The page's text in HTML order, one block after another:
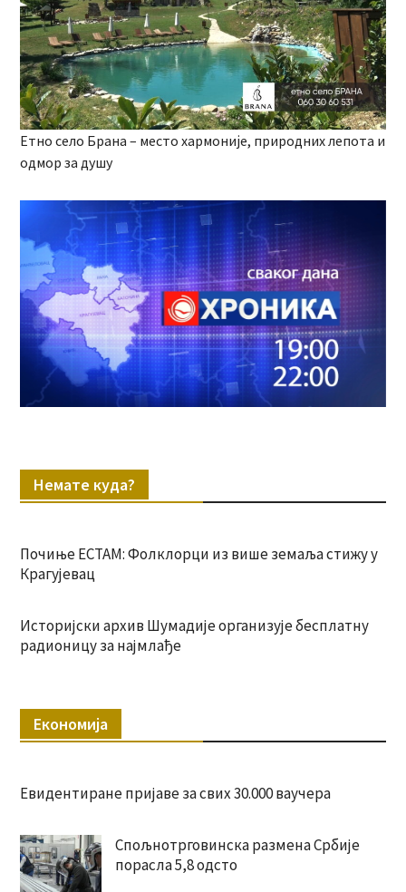
Етно село Брана – место хармоније, природних лепота и
одмор за душу
Немате куда?
Почиње ЕСТАМ: Фолклорци из више земаља стижу у
Крагујевац
Историјски архив Шумадије организује бесплатну
радионицу за најмлађе
Економија
Евидентиране пријаве за свих 30.000 ваучера
Спољнотрговинска размена Србије
порасла 5,8 одсто